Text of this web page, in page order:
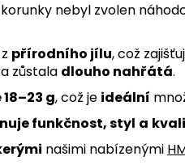
nebyl zvolen
přírodního jílu, což
zůstala dlouho nahřátá.
18–23 g, což je ideální
funkčnost, styl a
našimi nabízenými